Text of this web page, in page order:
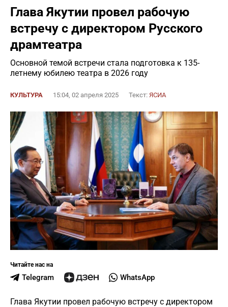
Глава Якутии провел рабочую
встречу с директором Русского
драмтеатра
Основной темой встречи стала подготовка к 135-
летнему юбилею театра в 2026 году
КУЛЬТУРА 15:04, 02 апреля 2025 Текст: ЯСИА
Читайте нас на
Telegram WhatsApp
Глава Якутии провел рабочую встречу с директором